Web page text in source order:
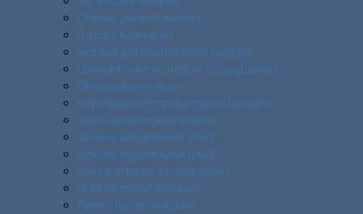
Открыть рыбный магазин
Открыть кулинарию
Витрина для кондитерских изделий
Обслуживание торгового оборудования
Оборудование Арнег
Мерчандайзинг продуктового магазина
Купить продуктовый магазин
Цена на холодильный шкаф
Цена на морозильный шкаф
Цена торгового оборудования
Цена на проект магазина
Бизнес проект магазина